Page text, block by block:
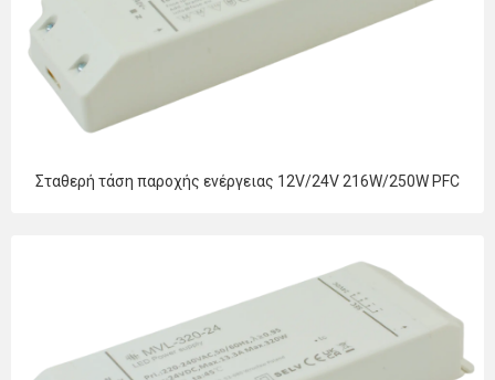
Σταθερή τάση παροχής ενέργειας 12V/24V 216W/250W PFC